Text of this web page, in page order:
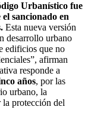
Urbanístico fue
sancionado en
Esta nueva versión
desarrollo urbano
edificios que no
afirman
responde a
años, por las
urbano, la
protección del